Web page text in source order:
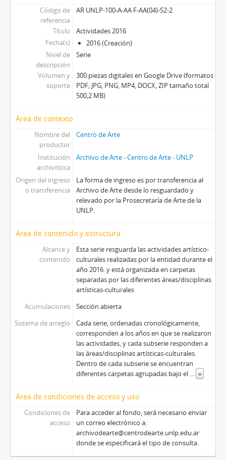
Código de
referencia
AR UNLP-100-A-AA F-AA(04)-S2-2
Título
Actividades 2016
Fecha(s)
2016 (Creación)
Nivel de
descripción
Serie
Volumen y
soporte
300 piezas digitales en Google Drive (formatos
PDF; JPG, PNG, MP4, DOCX, ZIP tamaño total
500,2 MB)
Área de contexto
Nombre del
productor
Centro de Arte
Institución
archivística
Archivo de Arte - Centro de Arte - UNLP
Origen del ingreso
o transferencia
La forma de ingreso es por transferencia al
Archivo de Arte desde lo resguardado y
relevado por la Prosecretaría de Arte de la
UNLP.
Área de contenido y estructura
Alcance y
contenido
Esta serie resguarda las actividades artístico-
culturales realizadas por la entidad durante el
año 2016. y está organizada en carpetas
separadas por las diferentes áreas/disciplinas
artísticas-culturales
Acumulaciones
Sección abierta
Sistema de arreglo
Cada serie, ordenadas cronológicamente,
corresponden a los años en que se realizaron
las actividades, y cada subserie responden a
las áreas/disciplinas artísticas-culturales.
Dentro de cada subserie se encuentran
diferentes carpetas agrupadas bajo el ... »
Área de condiciones de acceso y uso
Condiciones de
acceso
Para acceder al fondo, será necesario enviar
un correo electrónico a:
archivodearte@centrodearte.unlp.edu.ar
donde se especificará el tipo de consulta.